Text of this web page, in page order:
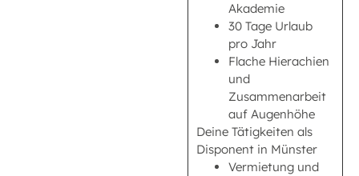
Akademie
30 Tage Urlaub
pro Jahr
Flache Hierachien
und
Zusammenarbeit
auf Augenhöhe
Deine Tätigkeiten als
Disponent in Münster
Vermietung und